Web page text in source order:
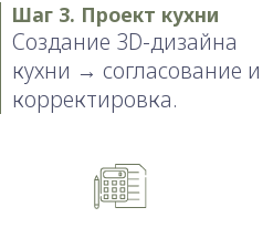
Шаг 3. Проект кухни
Создание 3D-дизайна
кухни → согласование и
корректировка.